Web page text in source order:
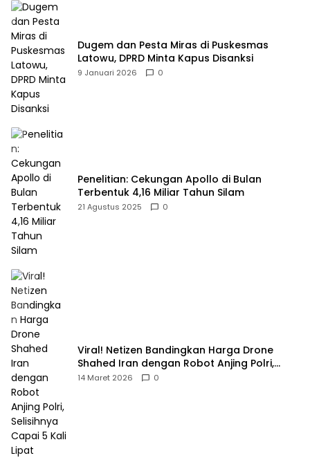
Dugem dan Pesta Miras di Puskesmas
Latowu, DPRD Minta Kapus Disanksi
9 Januari 2026 0
Penelitian: Cekungan Apollo di Bulan
Terbentuk 4,16 Miliar Tahun Silam
21 Agustus 2025 0
Viral! Netizen Bandingkan Harga Drone
Shahed Iran dengan Robot Anjing Polri,
Selisihnya Capai 5 Kali Lipat
14 Maret 2026 0